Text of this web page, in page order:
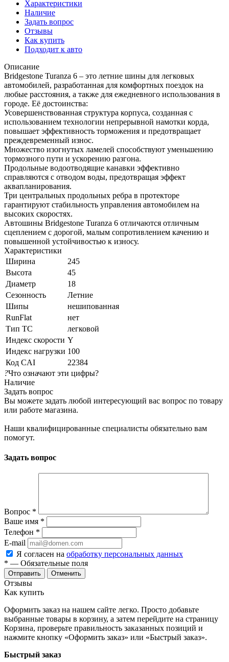
Характеристики
Наличие
Задать вопрос
Отзывы
Как купить
Подходит к авто
Описание
Bridgestone Turanza 6 – это летние шины для легковых
автомобилей, разработанная для комфортных поездок на
любые расстояния, а также для ежедневного использования в
городе. Её достоинства:
Усовершенствованная структура корпуса, созданная с
использованием технологии непрерывной намотки корда,
повышает эффективность торможения и предотвращает
преждевременный износ.
Множество изогнутых ламелей способствуют уменьшению
тормозного пути и ускорению разгона.
Продольные водоотводящие канавки эффективно
справляются с отводом воды, предотвращая эффект
аквапланирования.
Три центральных продольных ребра в протекторе
гарантируют стабильность управления автомобилем на
высоких скоростях.
Автошины Bridgestone Turanza 6 отличаются отличным
сцеплением с дорогой, малым сопротивлением качению и
повышенной устойчивостью к износу.
Характеристики
Ширина
245
Высота
45
Диаметр
18
Сезонность
Летние
Шипы
нешипованная
RunFlat
нет
Тип ТС
легковой
Индекс скорости Y
Индекс нагрузки 100
Код CAI
22384
?Что означают эти цифры?
Наличие
Задать вопрос
Вы можете задать любой интересующий вас вопрос по товару
или работе магазина.
Наши квалифицированные специалисты обязательно вам
помогут.
Задать вопрос
Вопрос *
Ваше имя *
Телефон *
E-mail
Я согласен на обработку персональных данных
* — Обязательные поля
Отменить
Отзывы
Как купить
Оформить заказ на нашем сайте легко. Просто добавьте
выбранные товары в корзину, а затем перейдите на страницу
Корзина, проверьте правильность заказанных позиций и
нажмите кнопку «Оформить заказ» или «Быстрый заказ».
Быстрый заказ